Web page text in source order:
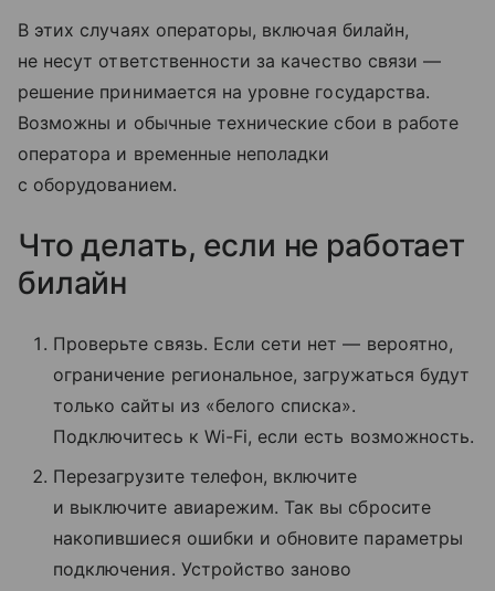
В этих случаях операторы, включая билайн,
не несут ответственности за качество связи —
решение принимается на уровне государства.
Возможны и обычные технические сбои в работе
оператора и временные неполадки
с оборудованием.
Что делать, если не работает
билайн
Проверьте связь. Если сети нет — вероятно,
ограничение региональное, загружаться будут
только сайты из «белого списка».
Подключитесь к Wi-Fi, если есть возможность.
Перезагрузите телефон, включите
и выключите авиарежим. Так вы сбросите
накопившиеся ошибки и обновите параметры
подключения. Устройство заново